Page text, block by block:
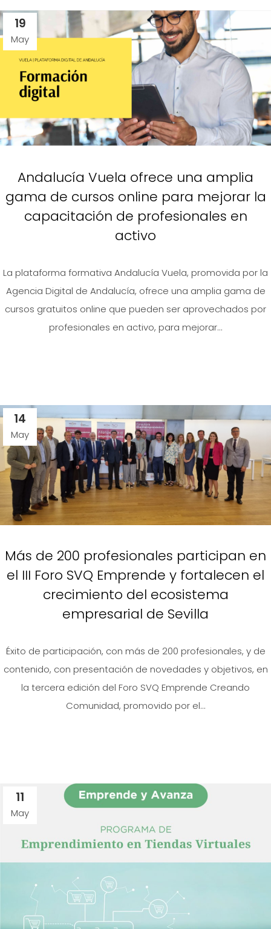
19
May
Andalucía Vuela ofrece una amplia
gama de cursos online para mejorar la
capacitación de profesionales en
activo
La plataforma formativa Andalucía Vuela, promovida por la
Agencia Digital de Andalucía, ofrece una amplia gama de
cursos gratuitos online que pueden ser aprovechados por
profesionales en activo, para mejorar...
14
May
Más de 200 profesionales participan en
el III Foro SVQ Emprende y fortalecen el
crecimiento del ecosistema
empresarial de Sevilla
Éxito de participación, con más de 200 profesionales, y de
contenido, con presentación de novedades y objetivos, en
la tercera edición del Foro SVQ Emprende Creando
Comunidad, promovido por el...
11
May